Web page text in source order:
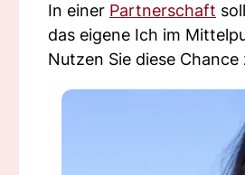
In einer Partnerschaft
das eigene Ich im
Nutzen Sie diese